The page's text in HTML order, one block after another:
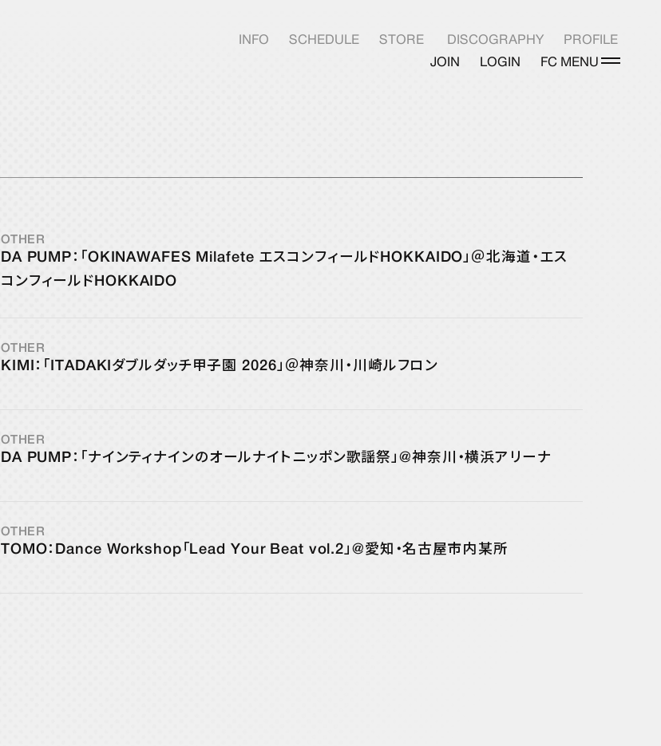
INFO SCHEDULE STORE DISCOGRAPHY
PROFILE
JOIN
LOGIN FC MENU
DPC INFO
MOVIE
STREAM
OTHER
DA PUMP：「OKINAWAFES Milafete エスコンフィールドHOKKAIDO」＠北海道・エス
コンフィールドHOKKAIDO
OTHER
KIMI：「ITADAKIダブルダッチ甲子園 2026」＠神奈川・川崎ルフロン
OTHER
DA PUMP：「ナインティナインのオールナイトニッポン歌謡祭」@神奈川・横浜アリーナ
OTHER
TOMO：Dance Workshop「Lead Your Beat vol.2」@愛知・名古屋市内某所